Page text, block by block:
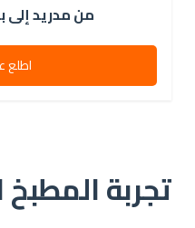
من مدريد إلى
اطلع
تجربة